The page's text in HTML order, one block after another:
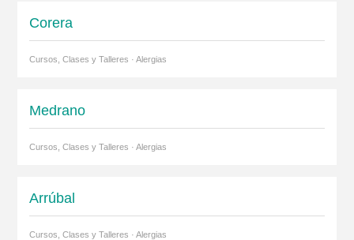
Corera
Cursos, Clases y Talleres · Alergias
Medrano
Cursos, Clases y Talleres · Alergias
Arrúbal
Cursos, Clases y Talleres · Alergias